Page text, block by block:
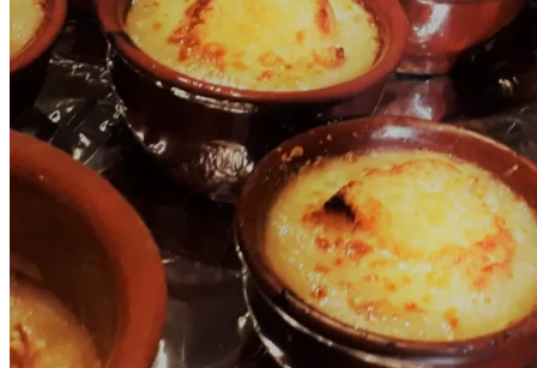
Aldeia Aldeia da Serra Aldeia de BarueriAlphaville
Bairro
JubranBelvalBethavilleBoa
VistaCalifórniaCarapicuíbaCentroChácaras Marco Cidades da
Região
CotiaCruz PretaEngenho Novo Fazenda
MilitarItapeviJandira Jardim AudirJardim Belval
Jardim
Califórnia Jardim dos Altos Jardim dos CamargosJardim
EsperançaJardim GrazielaJardim IracemaJardim ItaquitiJardim
Julio
Jardim Líbano Jardim Maria CristinaJardim Maria HelenaJardim
Mutinga
Jardim Paraíso Jardim PaulistaJardim ReginaliceJardim São
Jardim São Pedro Jardim São SilvestreJardim SilveiraJardim
Jardim Tupanci Nova AldeinhaOsasco
Parque dos
Parque Imperial Parque Santa LuziaParque VianaPirapora
do Bom Jesus
Recanto PhrynéaSantana de
Parnaíba
Vale do SolVila Barros Vila Boa VistaVila
do Conde
Vila MárciaVila Nossa Sra. da
Escada
Vila Porto
Votupoca
Para Sua Empresa